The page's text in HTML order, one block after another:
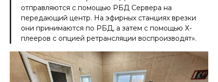
отправляются с помощью РБД Сервера на
передающий центр. На эфирных станциях врезки
они принимаются по РБД, а затем с помощью Х-
плееров с опцией ретрансляции воспроизводят».